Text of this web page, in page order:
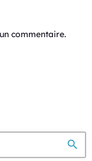
commentaire.
search